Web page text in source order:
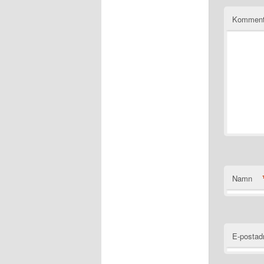
Namn
E-